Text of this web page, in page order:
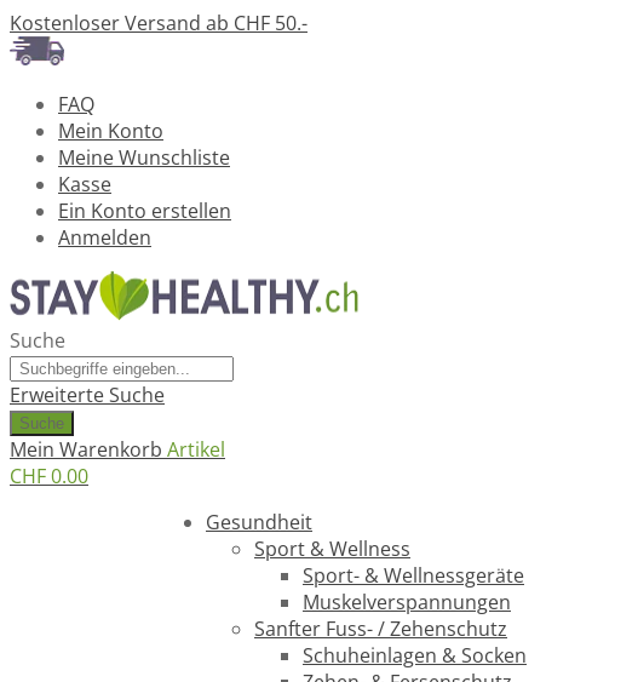
Kostenloser Versand ab CHF 50.-
FAQ
Mein Konto
Meine Wunschliste
Kasse
Ein Konto erstellen
Anmelden
Suche
Erweiterte Suche
Suche
Mein Warenkorb Artikel
CHF 0.00
Gesundheit
Sport & Wellness
Sport- & Wellnessgeräte
Muskelverspannungen
Sanfter Fuss- / Zehenschutz
Schuheinlagen & Socken